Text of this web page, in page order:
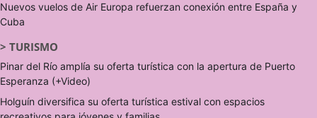
Nuevos vuelos de Air Europa refuerzan conexión entre España y
Cuba
> TURISMO
Pinar del Río amplía su oferta turística con la apertura de Puerto
Esperanza (+Video)
Holguín diversifica su oferta turística estival con espacios